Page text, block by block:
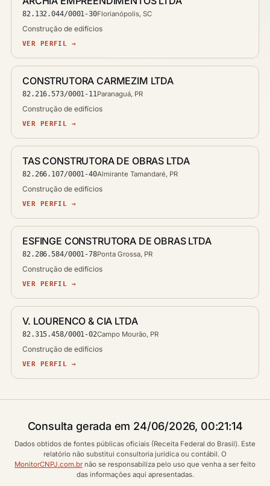
82.132.044/0001-30Florianópolis, SC
Construção de edifícios
VER PERFIL →
CONSTRUTORA CARMEZIM LTDA
82.216.573/0001-11 Paranaguá, PR
Construção de edifícios
VER PERFIL →
TAS CONSTRUTORA DE OBRAS LTDA
82.266.107/0001-40Almirante Tamandaré, PR
Construção de edifícios
VER PERFIL →
ESFINGE CONSTRUTORA DE OBRAS LTDA
82.286.584/0001-78Ponta Grossa, PR
Construção de edifícios
VER PERFIL →
V. LOURENCO & CIA LTDA
82.315.458/0001-02Campo Mourão, PR
Construção de edifícios
VER PERFIL →
Consulta gerada em 24/06/2026, 00:21:14
Dados obtidos de fontes públicas oficiais (Receita Federal do Brasil). Este
relatório não substitui consultoria jurídica ou contábil. O
MonitorCNPJ.com.br não se responsabiliza pelo uso que venha a ser feito
das informações aqui apresentadas.